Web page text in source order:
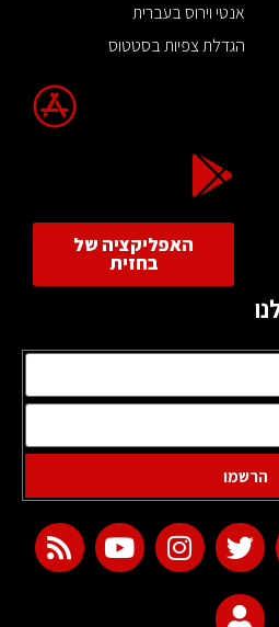
אנטי וירוס בעברית
הגדלת צפיות בסטטוס
האפליקציה של
בחזית
הרשמו